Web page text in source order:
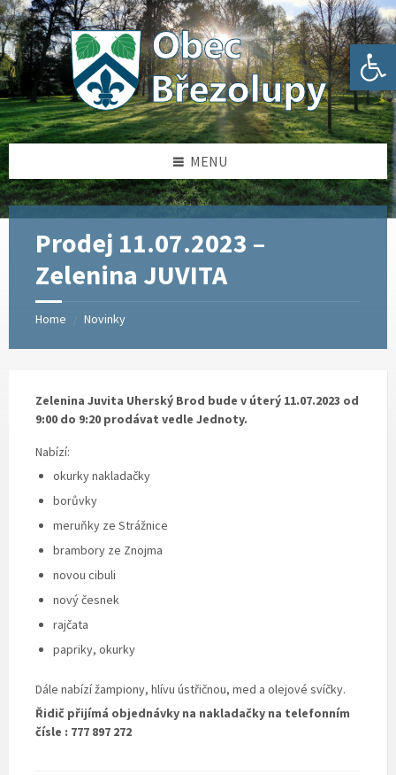
Open toolbar
Skip
to
content
Skip
to
left
sidebar
Skip
to
right
sidebar
Skip
to
footer
MENU
Prodej 11.07.2023 –
Zelenina JUVITA
Home / Novinky
Zelenina Juvita Uherský Brod bude v úterý 11.07.2023 od
9:00 do 9:20 prodávat vedle Jednoty.
Nabízí:
okurky nakladačky
borůvky
meruňky ze Strážnice
brambory ze Znojma
novou cibuli
nový česnek
rajčata
papriky, okurky
Dále nabízí žampiony, hlívu ústřičnou, med a olejové svíčky.
Řidič přijímá objednávky na nakladačky na telefonním
čísle : 777 897 272